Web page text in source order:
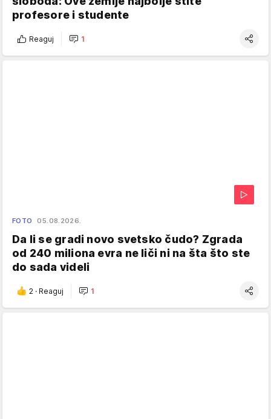
profesore i studente
Reaguj 1
FOTO 05.08.2026.
Da li se gradi novo svetsko čudo? Zgrada
od 240 miliona evra ne liči ni na šta što ste
do sada videli
2 · Reaguj 1